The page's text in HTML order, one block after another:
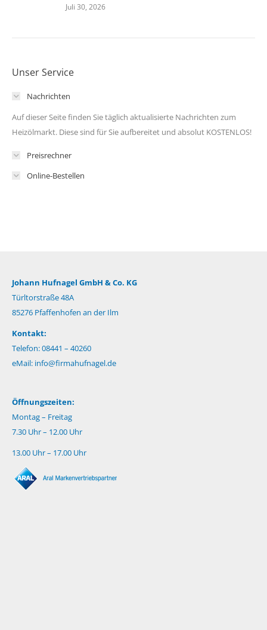
Juli 30, 2026
Unser Service
Nachrichten
Auf dieser Seite finden Sie täglich aktualisierte Nachrichten zum
Heizölmarkt. Diese sind für Sie aufbereitet und absolut KOSTENLOS!
Preisrechner
Online-Bestellen
Johann Hufnagel GmbH & Co. KG
Türltorstraße 48A
85276 Pfaffenhofen an der Ilm
Kontakt:
Telefon: 08441 – 40260
eMail: info@firmahufnagel.de
Öffnungszeiten:
Montag – Freitag
7.30 Uhr – 12.00 Uhr
13.00 Uhr – 17.00 Uhr